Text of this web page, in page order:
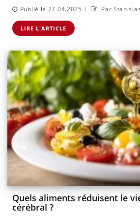
Publié le 27.04.2025 | Par
LIRE L'ARTICLE
Quels aliments réduisent le
cérébral ?